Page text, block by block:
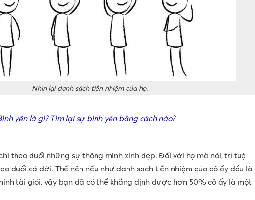
Nhìn lại danh sách tiền nhiệm của họ.
yên là gì? Tìm lại sự bình yên bằng cách nào?
theo đuổi những sự thông minh xinh đẹp. Đối với họ mà nói, trí tuệ
đuổi cả đời. Thế nên nếu như danh sách tiền nhiệm của cô ấy đều là
tài giỏi, vậy bạn đã có thể khẳng định được hơn 50% cô ấy là một